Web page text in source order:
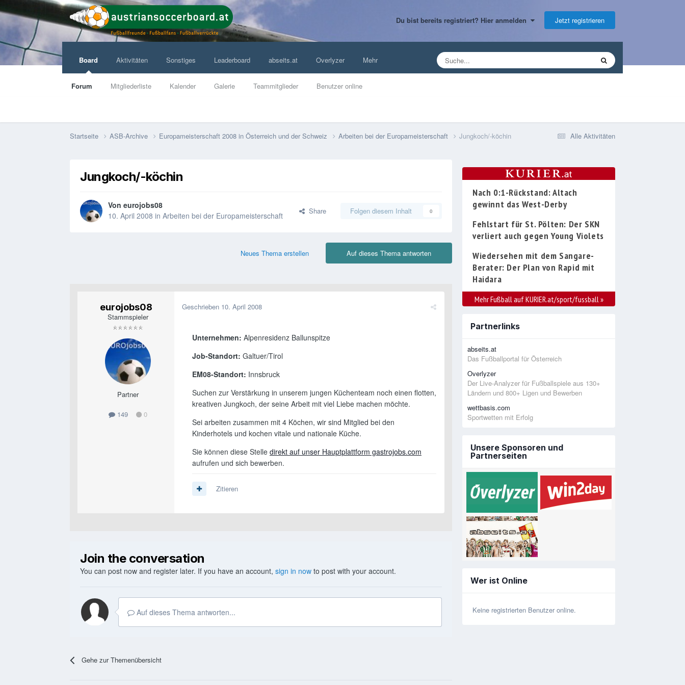
Du bist bereits registriert? Hier anmelden Jetzt registrieren
Board
Forum Mitgliederliste Kalender Galerie Teammitglieder Benutzer online
Aktivitäten Sonstiges Leaderboard abseits.at Overlyzer Mehr
Alle Aktivitäten
Startseite ASB-Archive Europameisterschaft 2008 in Österreich und der Schweiz Arbeiten bei der Europameisterschaft Jungkoch/-köchin
Jungkoch/-köchin
Von eurojobs08
10. April 2008 in Arbeiten bei der Europameisterschaft Share Folgen diesem Inhalt 0
Auf dieses Thema antworten
Neues Thema erstellen
eurojobs08
Stammspieler
Partner
149 0
Geschrieben 10. April 2008
Unternehmen: Alpenresidenz Ballunspitze
Job-Standort: Galtuer/Tirol
EM08-Standort: Innsbruck
Suchen zur Verstärkung in unserem jungen Küchenteam noch einen flotten,
kreativen Jungkoch, der seine Arbeit mit viel Liebe machen möchte.
Sei arbeiten zusammen mit 4 Köchen, wir sind Mitglied bei den
Kinderhotels und kochen vitale und nationale Küche.
Sie können diese Stelle direkt auf unser Hauptplattform gastrojobs.com
aufrufen und sich bewerben.
Zitieren
Join the conversation
You can post now and register later. If you have an account, sign in now to post with your account.
Auf dieses Thema antworten...
Gehe zur Themenübersicht
Nach 0:1-Rückstand: Altach
gewinnt das West-Derby
Fehlstart für St. Pölten: Der SKN
verliert auch gegen Young Violets
Wiedersehen mit dem Sangare-
Berater: Der Plan von Rapid mit
Haidara
Mehr Fußball auf KURIER.at/sport/fussball »
Partnerlinks
abseits.at
Das Fußballportal für Österreich
Overlyzer
Der Live-Analyzer für Fußballspiele aus 130+
Ländern und 800+ Ligen und Bewerben
wettbasis.com
Sportwetten mit Erfolg
Unsere Sponsoren und
Partnerseiten
Wer ist Online
Keine registrierten Benutzer online.